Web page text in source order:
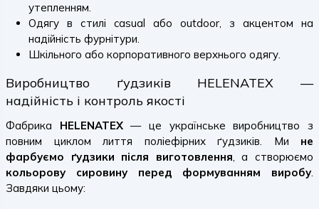
утепленням.
Одягу в стилі casual або outdoor, з акцентом на
надійність фурнітури.
Шкільного або корпоративного верхнього одягу.
Виробництво ґудзиків HELENATEX —
надійність і контроль якості
Фабрика HELENATEX— це українське виробництво з
повним циклом лиття поліефірних ґудзиків. Ми не
фарбуємо ґудзики після виготовлення, а створюємо
кольорову сировину перед формуванням виробу.
Завдяки цьому: